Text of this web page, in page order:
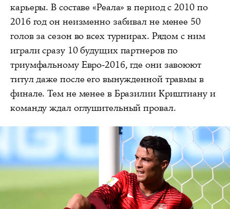
карьеры. В составе «Реала» в период с 2010 по
2016 год он неизменно забивал не менее 50
голов за сезон во всех турнирах. Рядом с ним
играли сразу 10 будущих партнеров по
триумфальному Евро-2016, где они завоюют
титул даже после его вынужденной травмы в
финале. Тем не менее в Бразилии Криштиану и
команду ждал оглушительный провал.